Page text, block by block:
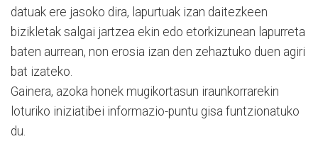
datuak ere jasoko dira, lapurtuak izan daitezkeen
bizikletak salgai jartzea ekin edo etorkizunean lapurreta
baten aurrean, non erosia izan den zehaztuko duen agiri
bat izateko.
Gainera, azoka honek mugikortasun iraunkorrarekin
loturiko iniziatibei informazio-puntu gisa funtzionatuko
du.